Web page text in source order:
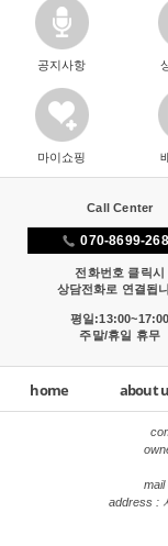
공지사항
마이쇼핑
Call Center
070-8699-
전화번호 클릭시
상담전화로 연결됩
평일:13:00~17:00
주말/휴일 휴무
home about
mail
address :